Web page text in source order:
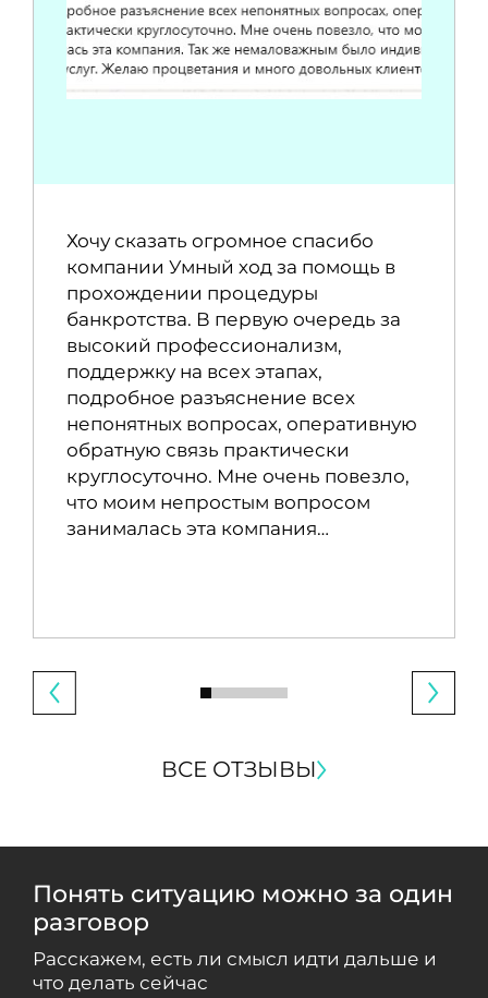
Хочу сказать огромное спасибо
компании Умный ход за помощь в
прохождении процедуры
банкротства. В первую очередь за
высокий профессионализм,
поддержку на всех этапах,
подробное разъяснение всех
непонятных вопросах, оперативную
обратную связь практически
круглосуточно. Мне очень повезло,
что моим непростым вопросом
занималась эта компания…
ВСЕ ОТЗЫВЫ
Понять ситуацию можно за один
разговор
Расскажем, есть ли смысл идти дальше и
что делать сейчас